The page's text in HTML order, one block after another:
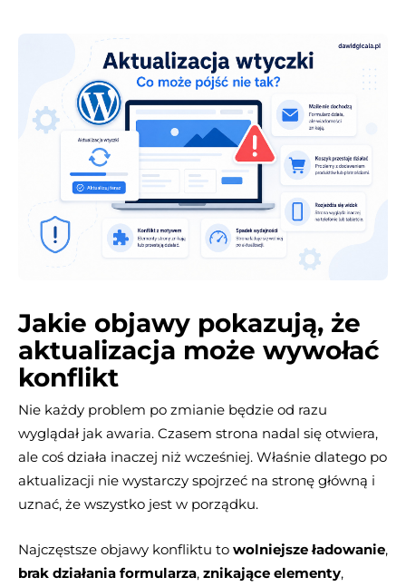
Jakie objawy pokazują, że
aktualizacja może wywołać
konflikt
Nie każdy problem po zmianie będzie od razu
wyglądał jak awaria. Czasem strona nadal się otwiera,
ale coś działa inaczej niż wcześniej. Właśnie dlatego po
aktualizacji nie wystarczy spojrzeć na stronę główną i
uznać, że wszystko jest w porządku.
Najczęstsze objawy konfliktu to wolniejsze ładowanie,
brak działania formularza, znikające elementy,